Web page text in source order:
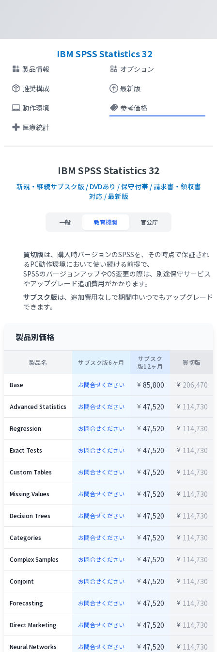
IBM SPSS Statistics 32
製品情報
オプション
推奨構成
最新版
動作環境
参考価格
医療統計
IBM SPSS Statistics 32
新規・継続サブスク版 / DVDあり / 保守付帯 / 請求書・領収書
対応 / 最新版
一般 教育機関 官公庁
買切版は、購入時バージョンのSPSSを、その時点で保証され
るPC動作環境において使い続ける前提で、
SPSSのバージョンアップやOS変更の際は、別途保守サービス
やアップグレード追加費用がかかります。
サブスク版は、追加費用なしで期間中いつでもアップグレード
できます。
製品別価格
製品名 サブスク版6ヶ月
サブスク
版12ヶ月
買切版
Base お問合せください ￥ 85,800 ￥ 206,470
Advanced Statistics お問合せください ￥ 47,520 ￥ 114,730
Regression お問合せください ￥ 47,520 ￥ 114,730
Exact Tests お問合せください ￥ 47,520 ￥ 114,730
Custom Tables お問合せください ￥ 47,520 ￥ 114,730
Missing Values お問合せください ￥ 47,520 ￥ 114,730
Decision Trees お問合せください ￥ 47,520 ￥ 114,730
Categories お問合せください ￥ 47,520 ￥ 114,730
Complex Samples お問合せください ￥ 47,520 ￥ 114,730
Conjoint お問合せください ￥ 47,520 ￥ 114,730
Forecasting お問合せください ￥ 47,520 ￥ 114,730
Direct Marketing お問合せください ￥ 47,520 ￥ 114,730
Neural Networks お問合せください ￥ 47,520 ￥ 114,730